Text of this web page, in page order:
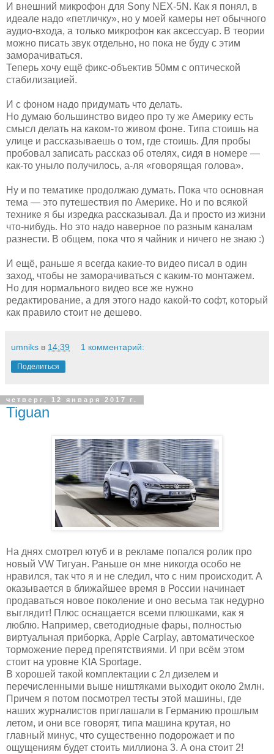
И внешний микрофон для Sony NEX-5N. Как я понял, в
идеале надо «петличку», но у моей камеры нет обычного
аудио-входа, а только микрофон как аксессуар. В теории
можно писать звук отдельно, но пока не буду с этим
заморачиваться.
Теперь хочу ещё фикс-объектив 50мм с оптической
стабилизацией.
И с фоном надо придумать что делать.
Но думаю большинство видео про ту же Америку есть
смысл делать на каком-то живом фоне. Типа стоишь на
улице и рассказываешь о том, где стоишь. Для пробы
пробовал записать рассказ об отелях, сидя в номере —
как-то уныло получилось, а-ля «говорящая голова».
Ну и по тематике продолжаю думать. Пока что основная
тема — это путешествия по Америке. Но и по всякой
технике я бы изредка рассказывал. Да и просто из жизни
что-нибудь. Но это надо наверное по разным каналам
разнести. В общем, пока что я чайник и ничего не знаю :)
И ещё, раньше я всегда какие-то видео писал в один
заход, чтобы не заморачиваться с каким-то монтажем.
Но для нормального видео все же нужно
редактирование, а для этого надо какой-то софт, который
как правило стоит не дешево.
umniks в 14:39 1 комментарий:
Поделиться
четверг, 12 января 2017 г.
Tiguan
На днях смотрел ютуб и в рекламе попался ролик про
новый VW Тигуан. Раньше он мне никогда особо не
нравился, так что я и не следил, что с ним происходит. А
оказывается в ближайшее время в России начинает
продаваться новое поколение и оно весьма так недурно
выглядит! Плюс оснащается всеми плюшками, как я
люблю. Например, светодиодные фары, полностью
виртуальная приборка, Apple Carplay, автоматическое
торможение перед препятствиями. И при всём этом
стоит на уровне KIA Sportage.
В хорошей такой комплектации с 2л дизелем и
перечисленными выше ништяками выходит около 2млн.
Причем я потом посмотрел тесты этой машины, где
наших журналистов приглашали в Германию прошлым
летом, и они все говорят, типа машина крутая, но
главный минус, что существенно подорожает и по
ощущениям будет стоить миллиона 3. А она стоит 2!